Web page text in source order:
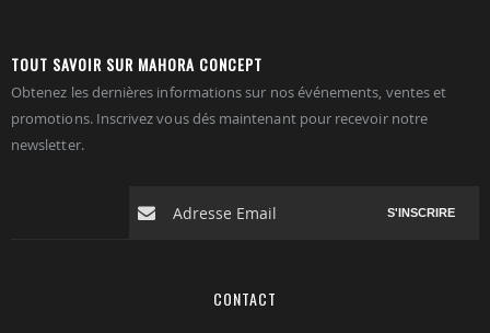
TOUT SAVOIR SUR MAHORA CONCEPT
Obtenez les dernières informations sur nos événements, ventes et
promotions. Inscrivez vous dés maintenant pour recevoir notre
newsletter.
S'INSCRIRE
CONTACT